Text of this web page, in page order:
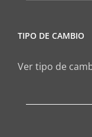
TIPO DE CAMBIO
Ver tipo de